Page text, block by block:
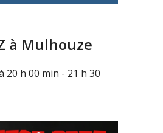
à Mulhouze
20 h 00 min - 21 h 30